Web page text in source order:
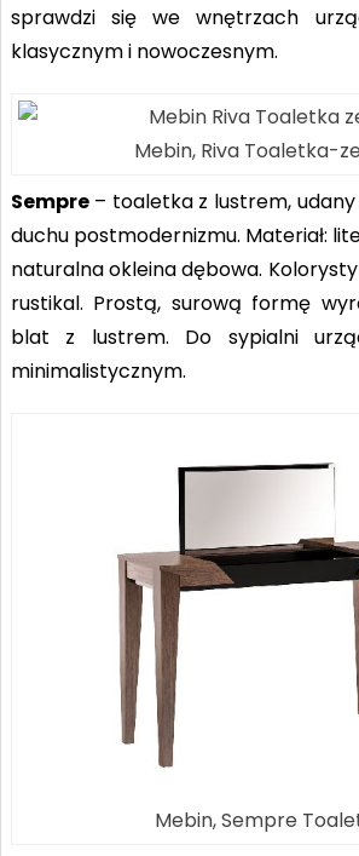
sprawdzi się we wnętrzach
klasycznym i nowoczesnym.
Mebin, Riva Toaletka-
Sempre– toaletka z lustrem, udany
duchu postmodernizmu. Materiał:
naturalna okleina dębowa.
rustikal. Prostą, surową formę
blat z lustrem. Do sypialni
minimalistycznym.
Mebin, Sempre